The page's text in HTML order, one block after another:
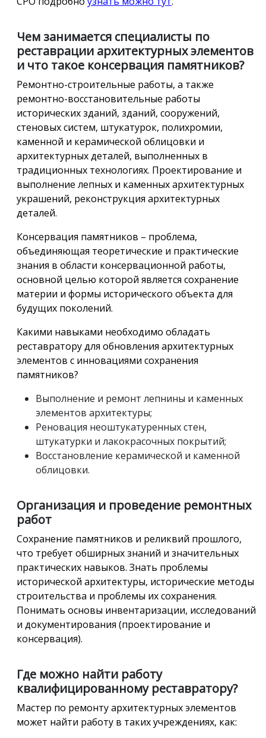
Чем занимается специалисты по
реставрации архитектурных элементов
и что такое консервация памятников?
Ремонтно-строительные работы, а также
ремонтно-восстановительные работы
исторических зданий, зданий, сооружений,
стеновых систем, штукатурок, полихромии,
каменной и керамической облицовки и
архитектурных деталей, выполненных в
традиционных технологиях. Проектирование и
выполнение лепных и каменных архитектурных
украшений, реконструкция архитектурных
деталей.
Консервация памятников – проблема,
объединяющая теоретические и практические
знания в области консервационной работы,
основной целью которой является сохранение
материи и формы исторического объекта для
будущих поколений.
Какими навыками необходимо обладать
реставратору для обновления архитектурных
элементов с инновациями сохранения
памятников?
Выполнение и ремонт лепнины и каменных
элементов архитектуры;
Реновация неоштукатуренных стен,
штукатурки и лакокрасочных покрытий;
Восстановление керамической и каменной
облицовки.
Организация и проведение ремонтных
работ
Сохранение памятников и реликвий прошлого,
что требует обширных знаний и значительных
практических навыков. Знать проблемы
исторической архитектуры, исторические методы
строительства и проблемы их сохранения.
Понимать основы инвентаризации, исследований
и документирования (проектирование и
консервация).
Где можно найти работу
квалифицированному реставратору?
Мастер по ремонту архитектурных элементов
может найти работу в таких учреждениях, как: